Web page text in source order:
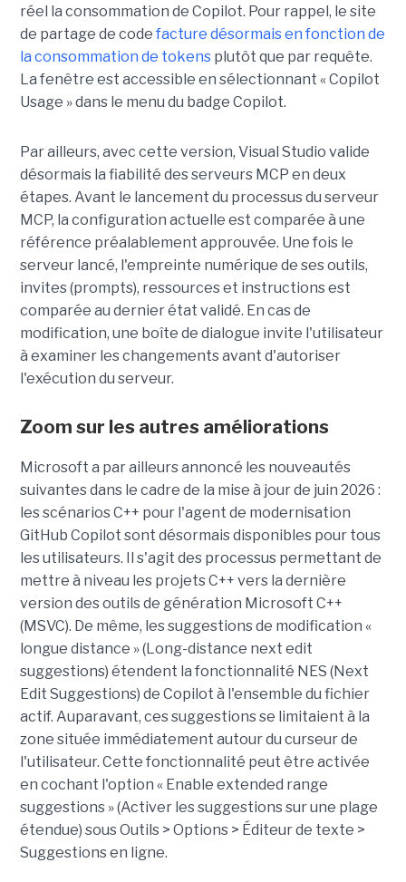
réel la consommation de Copilot. Pour rappel, le site
de partage de code facture désormais en fonction de
la consommation de tokens plutôt que par requête.
La fenêtre est accessible en sélectionnant « Copilot
Usage » dans le menu du badge Copilot.
Par ailleurs, avec cette version, Visual Studio valide
désormais la fiabilité des serveurs MCP en deux
étapes. Avant le lancement du processus du serveur
MCP, la configuration actuelle est comparée à une
référence préalablement approuvée. Une fois le
serveur lancé, l'empreinte numérique de ses outils,
invites (prompts), ressources et instructions est
comparée au dernier état validé. En cas de
modification, une boîte de dialogue invite l'utilisateur
à examiner les changements avant d'autoriser
l'exécution du serveur.
Zoom sur les autres améliorations
Microsoft a par ailleurs annoncé les nouveautés
suivantes dans le cadre de la mise à jour de juin 2026 :
les scénarios C++ pour l'agent de modernisation
GitHub Copilot sont désormais disponibles pour tous
les utilisateurs. Il s'agit des processus permettant de
mettre à niveau les projets C++ vers la dernière
version des outils de génération Microsoft C++
(MSVC). De même, les suggestions de modification «
longue distance » (Long-distance next edit
suggestions) étendent la fonctionnalité NES (Next
Edit Suggestions) de Copilot à l'ensemble du fichier
actif. Auparavant, ces suggestions se limitaient à la
zone située immédiatement autour du curseur de
l'utilisateur. Cette fonctionnalité peut être activée
en cochant l'option « Enable extended range
suggestions » (Activer les suggestions sur une plage
étendue) sous Outils > Options > Éditeur de texte >
Suggestions en ligne.